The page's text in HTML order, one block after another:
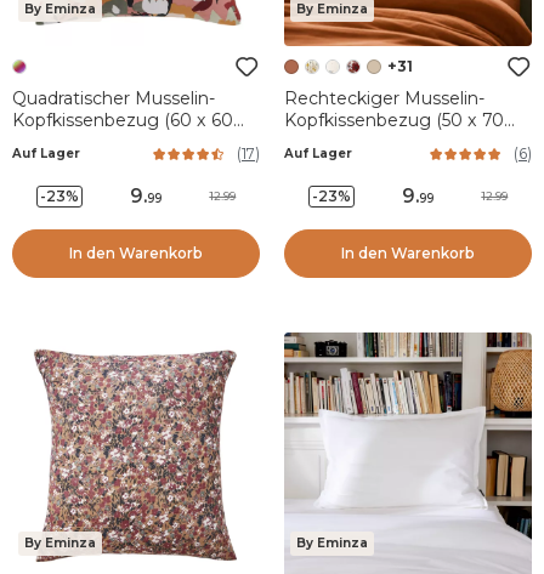
By Eminza
Quadratischer Musselin-
Kopfkissenbezug (60 x 60
Auf Lager (17)
-23% 9.99 12.99
In den Warenkorb
By Eminza
+31
Rechteckiger Musselin-
Kopfkissenbezug (50 x 70
Auf Lager (6)
-23% 9.99 12.99
In den Warenkorb
By Eminza By Eminza